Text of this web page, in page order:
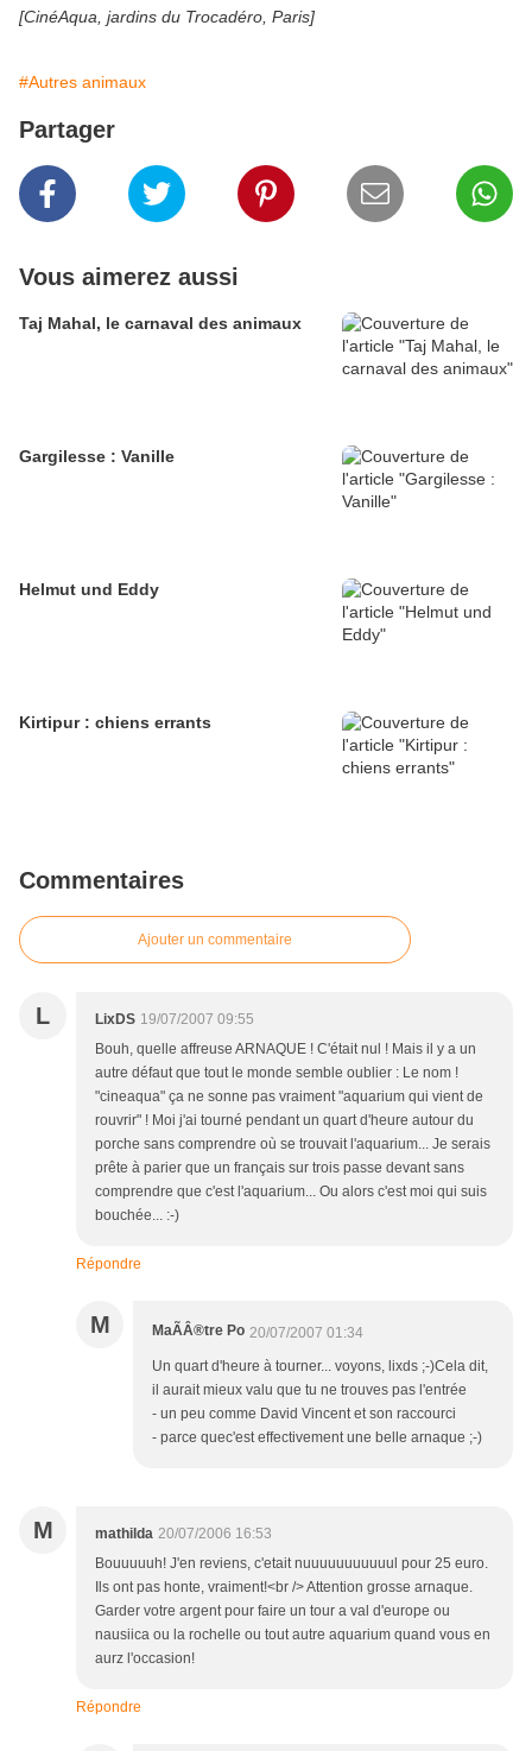
[CinéAqua, jardins du Trocadéro, Paris]
#Autres animaux
Partager
Vous aimerez aussi
Taj Mahal, le carnaval des animaux
Gargilesse : Vanille
Helmut und Eddy
Kirtipur : chiens errants
Commentaires
Ajouter un commentaire
L LixDS 19/07/2007 09:55
Bouh, quelle affreuse ARNAQUE ! C'était nul ! Mais il y a un
autre défaut que tout le monde semble oublier : Le nom !
"cineaqua" ça ne sonne pas vraiment "aquarium qui vient de
rouvrir" ! Moi j'ai tourné pendant un quart d'heure autour du
porche sans comprendre où se trouvait l'aquarium... Je serais
prête à parier que un français sur trois passe devant sans
comprendre que c'est l'aquarium... Ou alors c'est moi qui suis
bouchée... :-)
Répondre
M MaÃÂ®tre Po 20/07/2007 01:34
Un quart d'heure à tourner... voyons, lixds ;-)Cela dit,
il aurait mieux valu que tu ne trouves pas l'entrée
- un peu comme David Vincent et son raccourci
- parce quec'est effectivement une belle arnaque ;-)
M mathilda 20/07/2006 16:53
Bouuuuuh! J'en reviens, c'etait nuuuuuuuuuuul pour 25 euro.
Ils ont pas honte, vraiment!<br /> Attention grosse arnaque.
Garder votre argent pour faire un tour a val d'europe ou
nausiica ou la rochelle ou tout autre aquarium quand vous en
aurz l'occasion!
Répondre